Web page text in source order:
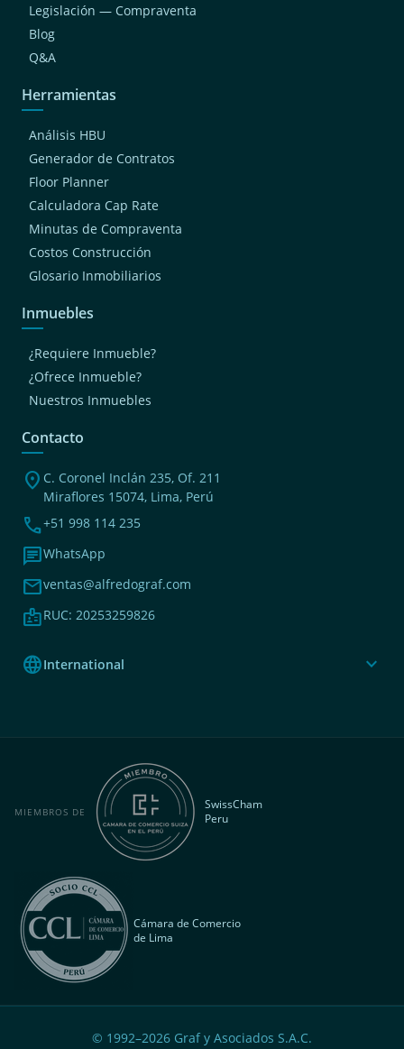
Legislación — Compraventa
Blog
Q&A
Herramientas
Análisis HBU
Generador de Contratos
Floor Planner
Calculadora Cap Rate
Minutas de Compraventa
Costos Construcción
Glosario Inmobiliarios
Inmuebles
¿Requiere Inmueble?
¿Ofrece Inmueble?
Nuestros Inmuebles
Contacto
location_on C. Coronel Inclán 235, Of. 211
Miraflores 15074, Lima, Perú
phone+51 998 114 235
chatWhatsApp
mailventas@alfredograf.com
badgeRUC: 20253259826
languageInternational expand_more
MIEMBROS DE
SwissCham
Peru
Cámara de Comercio
de Lima
© 1992–2026 Graf y Asociados S.A.C.